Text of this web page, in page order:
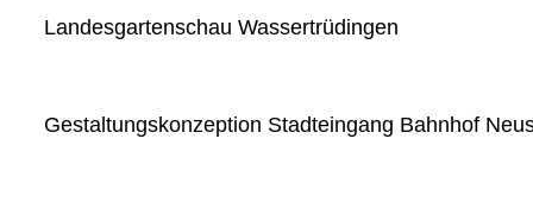
Landesgartenschau Wassertrüdingen
Gestaltungskonzeption Stadteingang Bahnhof